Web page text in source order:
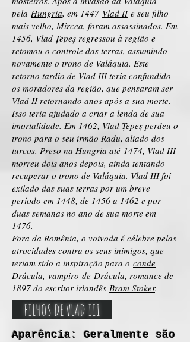
pela Hungria, em 1447 Vlad IIe seu filho
mais velho, Mircea, foram assassinados. Em
1456, Vlad Țepeș regressou à região e
retomou o controle das terras, assumindo
novamente o trono de Valáquia. Este
retorno tardio de Vlad III teria confundido
os moradores da região, que pensaram ser
Vlad II retornando anos após a sua morte.
Isso teria ajudado a criar a lenda de sua
imortalidade. Em 1462, Vlad Țepeș perdeu o
trono para o seu irmão Radu, aliado dos
turcos. Preso na Hungria até 1474, Vlad III
morreu dois anos depois, ainda tentando
recuperar o trono de Valáquia. Vlad III foi
exilado das suas terras por um breve
período em 1448, de 1456 a 1462 e por
duas semanas no ano de sua morte em
1476.
Fora da Romênia, o voivoda é célebre pelas
atrocidades contra os seus inimigos, que
teriam sido a inspiração para o conde
Drácula, vampiro de Drácula, romance de
1897 do escritor irlandês Bram Stoker.
FILHOS DE VLAD III
Aparência: Geralmente são